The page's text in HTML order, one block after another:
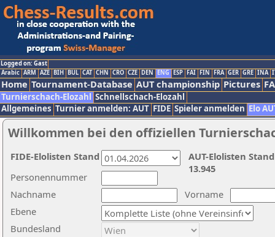
Logged on: Gast
Arabic ARM AZE BIH BUL CAT CHN CRO CZE DEN ENG ESP FAI FIN FRA GER GRE INA
Home Tournament-Database AUT championship Pictures
Turnierschach-Elozahl Schnellschach-Elozahl
Allgemeines Turnier anmelden: AUT FIDE Spieler anmelden Elo
Willkommen bei den offiziellen
Nachname
Vorname
Ebene
Personennummer
Bundesland
AUT-Elolisten
13.945
FIDE-Elolisten Stand